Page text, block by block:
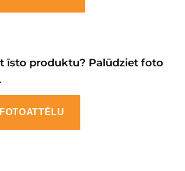
īsto produktu? Palūdziet foto